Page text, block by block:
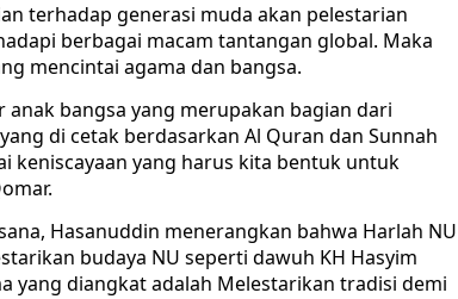
terhadap generasi muda akan pelestarian
berbagai macam tantangan global. Maka
mencintai agama dan bangsa.
bangsa yang merupakan bagian dari
di cetak berdasarkan Al Quran dan Sunnah
keniscayaan yang harus kita bentuk untuk
Hasanuddin menerangkan bahwa Harlah NU
budaya NU seperti dawuh KH Hasyim
yang diangkat adalah Melestarikan tradisi demi